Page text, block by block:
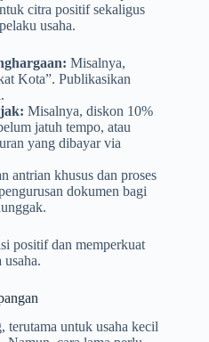
citra positif sekaligus
usaha.
Misalnya,
Kota”. Publikasikan
Misalnya, diskon 10%
jatuh tempo, atau
yang dibayar via
antrian khusus dan proses
dokumen bagi
positif dan memperkuat
usaha.
terutama untuk usaha kecil